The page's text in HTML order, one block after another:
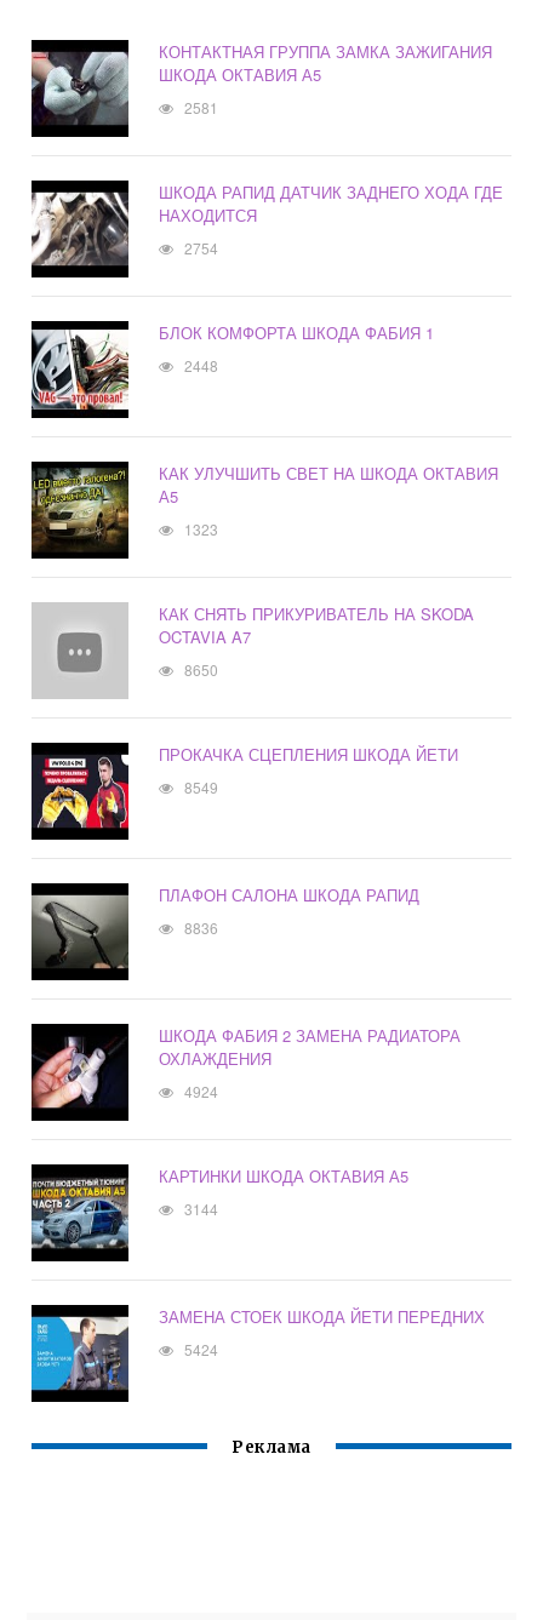
КОНТАКТНАЯ ГРУППА ЗАМКА ЗАЖИГАНИЯ
ШКОДА ОКТАВИЯ А5
2581
ШКОДА РАПИД ДАТЧИК ЗАДНЕГО ХОДА ГДЕ
НАХОДИТСЯ
2754
БЛОК КОМФОРТА ШКОДА ФАБИЯ 1
2448
КАК УЛУЧШИТЬ СВЕТ НА ШКОДА ОКТАВИЯ
А5
1323
КАК СНЯТЬ ПРИКУРИВАТЕЛЬ НА SKODA
OCTAVIA A7
8650
ПРОКАЧКА СЦЕПЛЕНИЯ ШКОДА ЙЕТИ
8549
ПЛАФОН САЛОНА ШКОДА РАПИД
8836
ШКОДА ФАБИЯ 2 ЗАМЕНА РАДИАТОРА
ОХЛАЖДЕНИЯ
4924
КАРТИНКИ ШКОДА ОКТАВИЯ А5
3144
ЗАМЕНА СТОЕК ШКОДА ЙЕТИ ПЕРЕДНИХ
5424
Реклама